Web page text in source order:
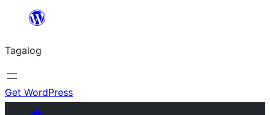
Lumaktaw
sa
content
Tagalog
Get WordPress